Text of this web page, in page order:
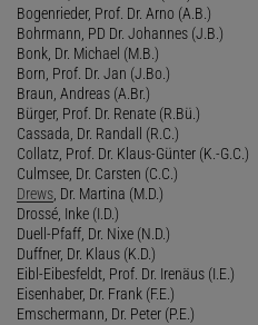
Bogenrieder, Prof. Dr. Arno (A.B.)
Bohrmann, PD Dr. Johannes (J.B.)
Bonk, Dr. Michael (M.B.)
Born, Prof. Dr. Jan (J.Bo.)
Braun, Andreas (A.Br.)
Bürger, Prof. Dr. Renate (R.Bü.)
Cassada, Dr. Randall (R.C.)
Collatz, Prof. Dr. Klaus-Günter (K.-G.C.)
Culmsee, Dr. Carsten (C.C.)
Drews , Dr. Martina (M.D.)
Drossé, Inke (I.D.)
Duell-Pfaff, Dr. Nixe (N.D.)
Duffner, Dr. Klaus (K.D.)
Eibl-Eibesfeldt, Prof. Dr. Irenäus (I.E.)
Eisenhaber, Dr. Frank (F.E.)
Emschermann, Dr. Peter (P.E.)